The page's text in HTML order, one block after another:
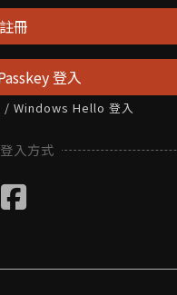
註冊
登入
/ Windows Hello 登入